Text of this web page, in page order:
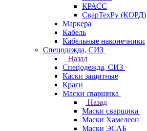
КРАСС
СварТехРу (КОРД)
Маркера
Кабель
Кабельные наконечники
Спецодежда, СИЗ
Назад
Спецодежда, СИЗ
Каски защитные
Краги
Маски сварщика
Назад
Маски сварщика
Маски Хамелеон
Маски ЭСАБ